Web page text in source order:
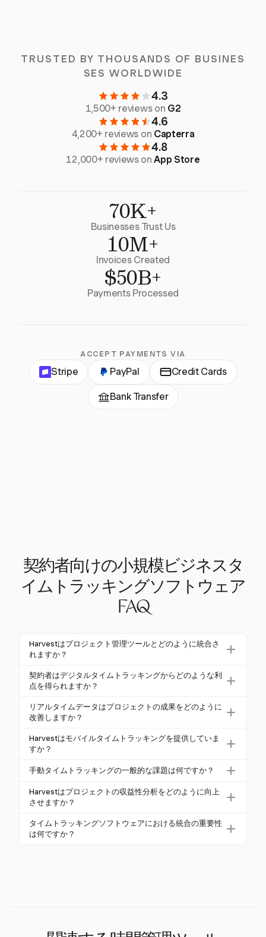
TRUSTED BY THOUSANDS OF BUSINES
SES WORLDWIDE
4.3
1,500+ reviews on G2
4.6
4,200+ reviews on Capterra
4.8
12,000+ reviews onApp Store
70K+
Businesses Trust Us
10M+
Invoices Created
$50B+
Payments Processed
ACCEPT PAYMENTS VIA
Stripe PayPal Credit Cards
Bank Transfer
契約者向けの小規模ビジネスタ
イムトラッキングソフトウェア
FAQ
Harvestはプロジェクト管理ツールとどのように統合さ
れますか？
Harvestは、Basecamp、Asana、Trelloなどの人気の
プロジェクト管理ツールとシームレスに統合されま
のマイルストーンに合わせて調整し、ワークフロー
の効率を向上させることができます。
契約者はデジタルタイムトラッキングからどのような利
点を得られますか？
契約者は、デジタルタイムトラッキングを通じて、
精度の向上、管理コストの削減、プロジェクト管理
与処理時間を最大70％短縮し、労働コストを5-10％
削減できます。
リアルタイムデータはプロジェクトの成果をどのように
改善しますか？
リアルタイムデータにより、プロジェクトマネー
ジャーは進捗を監視し、即座に調整を行うことがで
的な建設プロジェクトが予算を16％超過するため、
重要です。
Harvestはモバイルタイムトラッキングを提供していま
すか？
はい、HarvestはiPhoneおよびAndroid用のモバイル
跡できるようにしています。この柔軟性により、責
任を確保し、効率的なタイムマネジメントを支援し
ます。
手動タイムトラッキングの一般的な課題は何ですか？
手動タイムトラッキングは、時間の過大申告や「バ
ディパンチング」などのエラーが発生しやすいで
性に影響を与えるため、デジタルソリューションへ
のアップグレードが必要です。
Harvestはプロジェクトの収益性分析をどのように向上
させますか？
Harvestは詳細な収益性レポートを提供し、契約者が
さまざまなレベルでプロジェクトのパフォーマンス
タイムトラッキングソフトウェアにおける統合の重要性
は何ですか？